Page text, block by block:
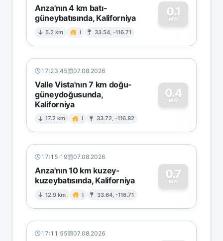
Anza'nın 4 km batı-
güneybatısında, Kaliforniya
5.2 km I 33.54, -116.71
0.1
MW
0
17:23:45 07.08.2026
Valle Vista'nın 7 km doğu-
güneydoğusunda,
Kaliforniya
17.2 km I 33.72, -116.82
0.4
MW
0
17:15:19 07.08.2026
Anza'nın 10 km kuzey-
kuzeybatısında, Kaliforniya
12.9 km I 33.64, -116.71
0.7
MW
0
17:11:55 07.08.2026